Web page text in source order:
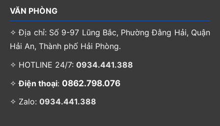
VĂN PHÒNG
✧ Địa chỉ: Số 9-97 Lũng Bắc, Phường Đằng Hải, Quận
Hải An, Thành phố Hải Phòng.
✧ HOTLINE 24/7: 0934.441.388
✧Điện thoại: 0862.798.076
✧ Zalo: 0934.441.388